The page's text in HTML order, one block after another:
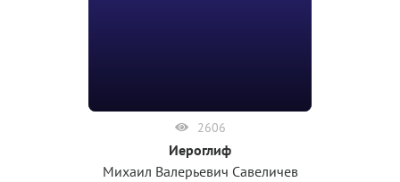
2606
Иероглиф
Михаил Валерьевич Савеличев